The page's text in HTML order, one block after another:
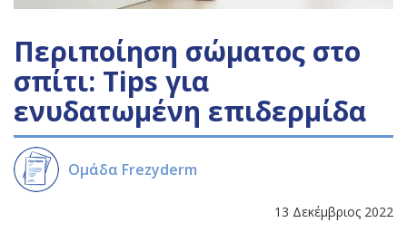
Περιποίηση σώματος στο
σπίτι: Tips για
ενυδατωμένη επιδερμίδα
Ομάδα Frezyderm
13 Δεκέμβριος 2022